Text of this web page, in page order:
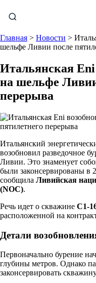
Главная > Новости >
шельфе Ливии после
Итальянская Eni
на шельфе
перерыва
Итальянский
возобновил разведочное
Ливии. Это знаменует
были законсервированы в
сообщила Ливийская
(NOC).
Речь идет о скважине C1-
расположенной на
Детали
Первоначально бурение
глубины метров. Однако
законсервировать